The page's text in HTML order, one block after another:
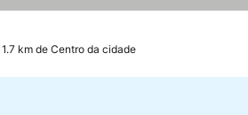
km de Centro da cidade